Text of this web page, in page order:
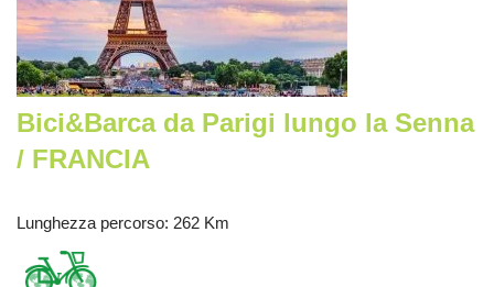
Bici&Barca da Parigi lungo la Senna
/ FRANCIA
Lunghezza percorso: 262 Km